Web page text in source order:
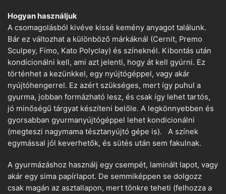
Hogyan használjuk
A csomagolásból kivéve kissé kemény anyagot találunk.
Bár ez változhat a különböző márkáknál (Cernit, Premo
Sculpey, Fimo, Kato Polyclay) és színeknél. Kibontás után
kondícionálni kell, ami azt jelenti, hogy át kell gyúrni. Ez
történhet a kezünkkel, egy nyújtógéppel, vagy akár
nyújtóhengerrel. Ez azért szükséges, mert így puhul a
gyurma, jobban formázható lesz, és csak így lehet tartós,
jó minőségű tárgyat készíteni belőle. A legkönnyebben és
gyorsabban gyurmanyújtógéppel lehet kondicionálni
(megteszi nagymama tésztanyújtó gépe is). A színek
egymással jól keverhetők, és sütés után sem fakulnak.
A gyurmázáshoz használj egy csempét, laminált lapot, vagy
akár egy sima papírlapot. De semmiképpen se dolgozz
csak magán az asztallapon, mert tönkre teheti (felhozza a